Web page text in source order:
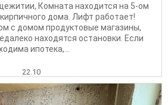
Комната находится на 5-ом
дома. Лифт работает!
с домом продуктовые магазины,
находятся остановки. Если
ипотека,...
22.10